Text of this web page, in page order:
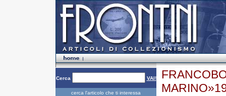
Cerca VAI!
cerca l'articolo che ti interessa